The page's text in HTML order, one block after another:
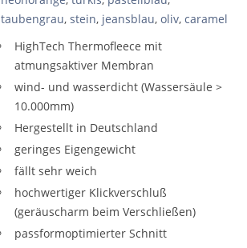
taubengrau, stein, jeansblau, oliv, caramel
HighTech Thermofleece mit
atmungsaktiver Membran
wind- und wasserdicht (Wassersäule >
10.000mm)
Hergestellt in Deutschland
geringes Eigengewicht
fällt sehr weich
hochwertiger Klickverschluß
(geräuscharm beim Verschließen)
passformoptimierter Schnitt